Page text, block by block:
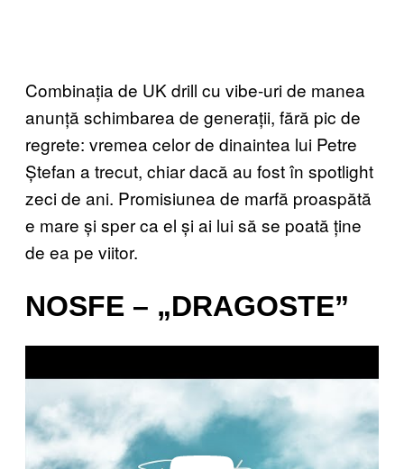
Combinația de UK drill cu vibe-uri de manea
anunță schimbarea de generații, fără pic de
regrete: vremea celor de dinaintea lui Petre
Ștefan a trecut, chiar dacă au fost în spotlight
zeci de ani. Promisiunea de marfă proaspătă
e mare și sper ca el și ai lui să se poată ține
de ea pe viitor.
NOSFE – „DRAGOSTE”
a
i
d